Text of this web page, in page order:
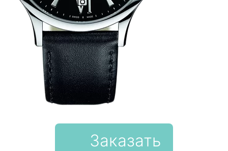
Заказать